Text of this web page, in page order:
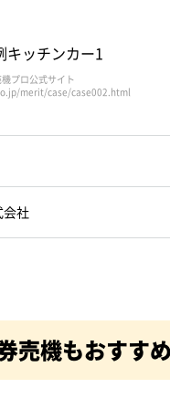
プロ公式サイト
merit/case/case002.html
会社
売機もおすす